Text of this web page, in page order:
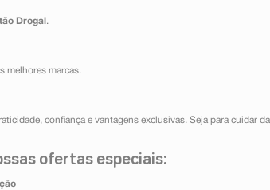
Drogal .
melhores marcas.
confiança e vantagens exclusivas. Seja para cuidar
ofertas especiais: